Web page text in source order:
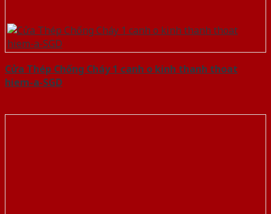
Cửa Thép Chống Cháy 1 canh o kinh thanh thoat
hiem-a-SGD